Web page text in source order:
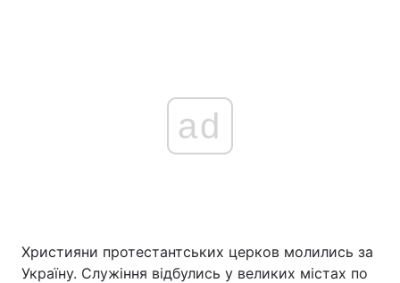
ad
Християни протестантських церков молились за
Україну. Служіння відбулись у великих містах по